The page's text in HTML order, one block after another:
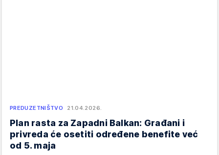
PREDUZETNIŠTVO 21.04.2026.
Plan rasta za Zapadni Balkan: Građani i
privreda će osetiti određene benefite već
od 5. maja